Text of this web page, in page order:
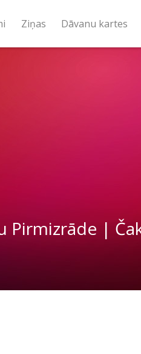
Ziņas Dāvanu kartes
Pirmizrāde |